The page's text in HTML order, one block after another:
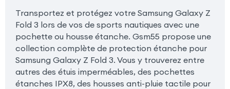
Transportez et protégez votre Samsung Galaxy Z
Fold 3 lors de vos de sports nautiques avec une
pochette ou housse étanche. Gsm55 propose une
collection complète de protection étanche pour
Samsung Galaxy Z Fold 3. Vous y trouverez entre
autres des étuis imperméables, des pochettes
étanches IPX8, des housses anti-pluie tactile pour